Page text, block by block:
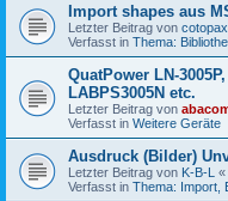
Import shapes aus
Letzter Beitrag von
Verfasst in Thema:
QuatPower LN-
LABPS3005N etc.
Letzter Beitrag von
Verfasst in Weitere Geräte
Ausdruck (Bilder)
Letzter Beitrag von K-B-L «
Verfasst in Thema: Import,